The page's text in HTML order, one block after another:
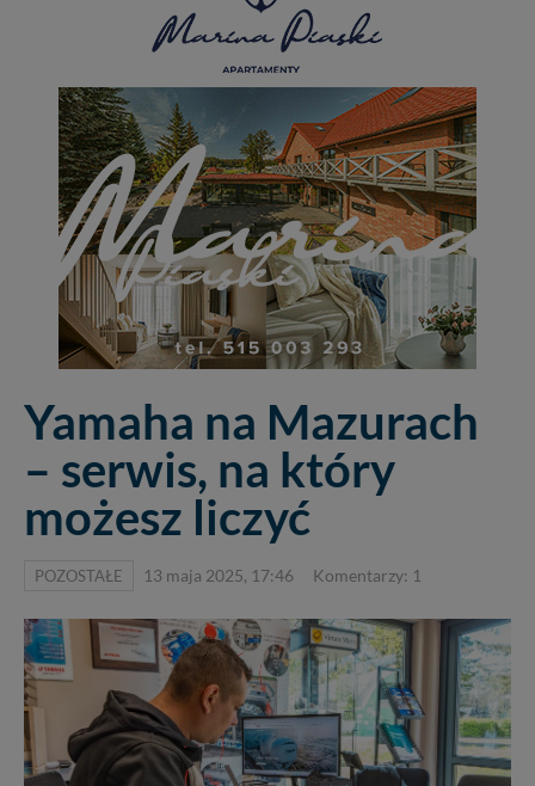
Yamaha na Mazurach
– serwis, na który
możesz liczyć
POZOSTAŁE 13 maja 2025, 17:46 Komentarzy: 1